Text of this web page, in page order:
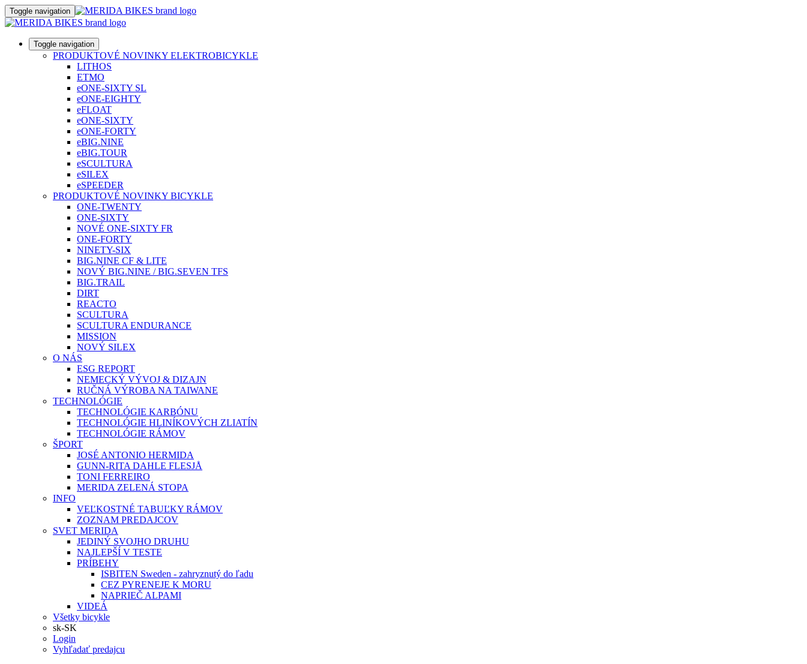
Toggle navigation
Toggle navigation
PRODUKTOVÉ NOVINKY ELEKTROBICYKLE
LITHOS
ETMO
eONE-SIXTY SL
eONE-EIGHTY
eFLOAT
eONE-SIXTY
eONE-FORTY
eBIG.NINE
eBIG.TOUR
eSCULTURA
eSILEX
eSPEEDER
PRODUKTOVÉ NOVINKY BICYKLE
ONE-TWENTY
ONE-SIXTY
NOVÉ ONE-SIXTY FR
ONE-FORTY
NINETY-SIX
BIG.NINE CF & LITE
NOVÝ BIG.NINE / BIG.SEVEN TFS
BIG.TRAIL
DIRT
REACTO
SCULTURA
SCULTURA ENDURANCE
MISSION
NOVÝ SILEX
O NÁS
ESG REPORT
NEMECKÝ VÝVOJ & DIZAJN
RUČNÁ VÝROBA NA TAIWANE
TECHNOLÓGIE
TECHNOLÓGIE KARBÓNU
TECHNOLÓGIE HLINÍKOVÝCH ZLIATÍN
TECHNOLÓGIE RÁMOV
ŠPORT
JOSÉ ANTONIO HERMIDA
GUNN-RITA DAHLE FLESJÅ
TONI FERREIRO
MERIDA ZELENÁ STOPA
INFO
VEĽKOSTNÉ TABUĽKY RÁMOV
ZOZNAM PREDAJCOV
SVET MERIDA
JEDINÝ SVOJHO DRUHU
NAJLEPŠÍ V TESTE
PRÍBEHY
ISBITEN Sweden - zahryznutý do ľadu
CEZ PYRENEJE K MORU
NAPRIEČ ALPAMI
VIDEÁ
Všetky bicykle
sk-SK
Login
Vyhľadať predajcu